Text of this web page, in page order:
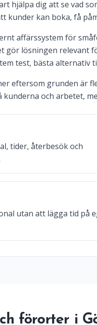
hjälpa dig att se vad
kunder kan boka, få
affärssystem för
gör lösningen relevant
test, bästa alternativ
eftersom grunden är
och arbetet,
tider, återbesök och
utan att lägga tid på
förorter i